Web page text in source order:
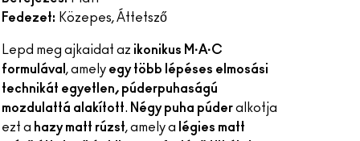
Fedezet: Közepes, Áttetsző
Lepd meg ajkaidat az ikonikus M·A·C
formulával , amely egy több lépéses elmosási
technikát egyetlen, púderpuhaságú
mozdulattá alakított. Négy puha púderalkotja
ezt a hazy matt rúzst, amely a légies matt